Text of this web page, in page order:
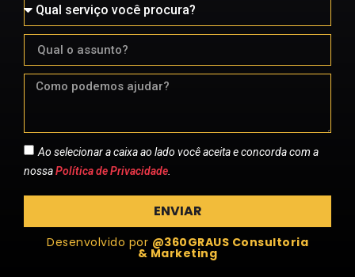
Ao selecionar a caixa ao lado você aceita e concorda com a
nossaPolítica de Privacidade
ENVIAR
Desenvolvido por @360GRAUS Consultoria
& Marketing